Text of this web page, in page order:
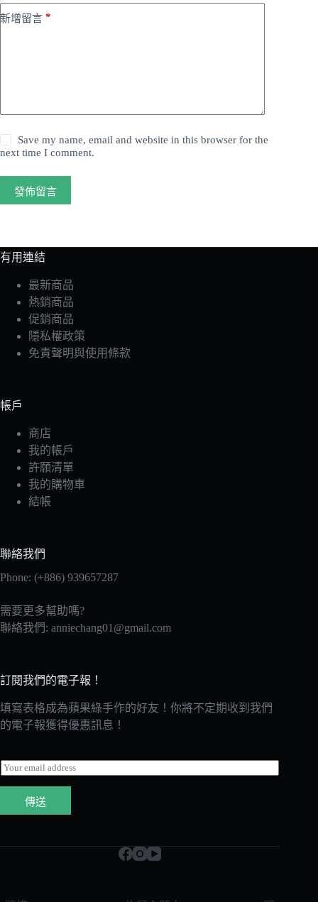
新增留言 *
Save my name, email and website in this browser for the
next time I comment.
發佈留言
有用連結
最新商品
熱銷商品
促銷商品
隱私權政策
免責聲明與使用條款
帳戶
商店
我的帳戶
許願清單
我的購物車
結帳
聯絡我們
Phone: (+886) 939657287
需要更多幫助嗎?
聯絡我們: anniechang01@gmail.com
訂閱我們的電子報！
填寫表格成為蘋果綠手作的好友！你將不定期收到我們
的電子報獲得優惠訊息！
E
m
a
l
傳送